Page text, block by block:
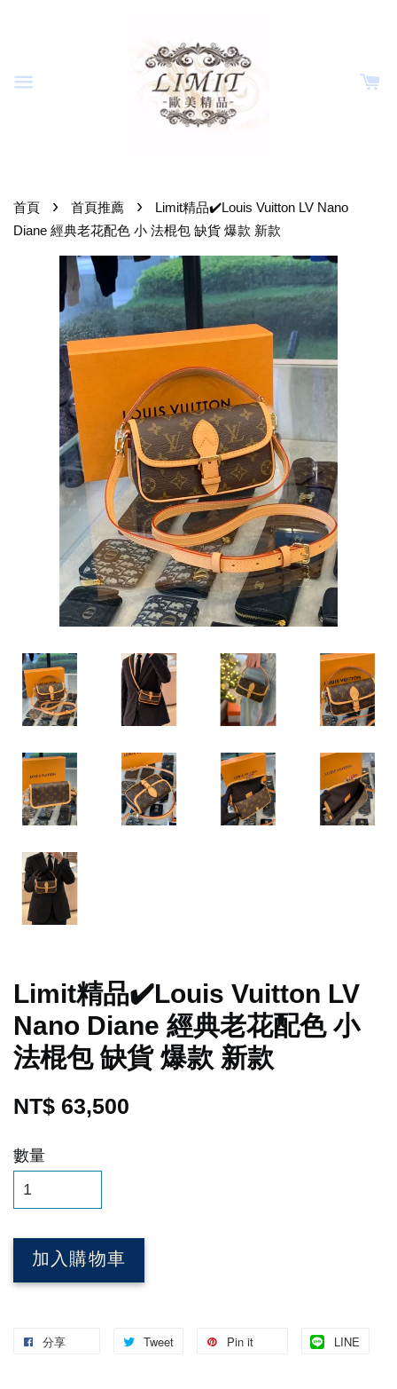
首頁 › 首頁推薦 ›
Limit精品✔️Louis Vuitton LV Nano
Diane 經典老花配色 小 法棍包 缺貨 爆款 新款
Limit精品✔️Louis Vuitton LV
Nano Diane 經典老花配色 小
法棍包 缺貨 爆款 新款
NT$ 63,500
數量
加入購物車
分享 Tweet Pin it LINE